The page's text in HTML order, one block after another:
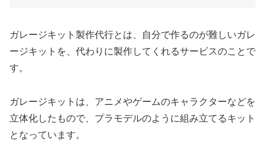
ガレージキット製作代行とは、自分で作るのが難しいガレ
ージキットを、代わりに製作してくれるサービスのことで
す。
ガレージキットは、アニメやゲームのキャラクターなどを
立体化したもので、プラモデルのように組み立てるキット
となっています。